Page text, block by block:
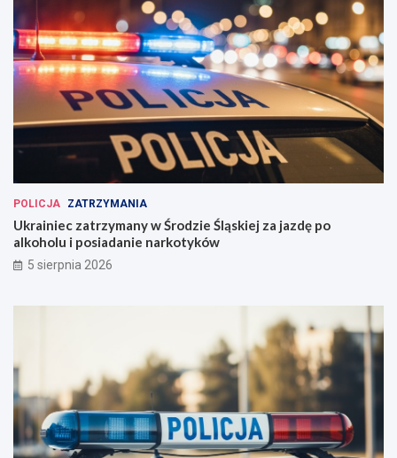
POLICJA ZATRZYMANIA
Ukrainiec zatrzymany w Środzie Śląskiej za jazdę po
alkoholu i posiadanie narkotyków
5 sierpnia 2026